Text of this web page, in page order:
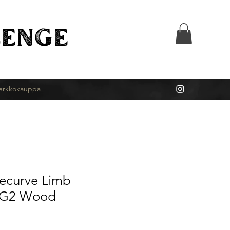
Limb
Wood